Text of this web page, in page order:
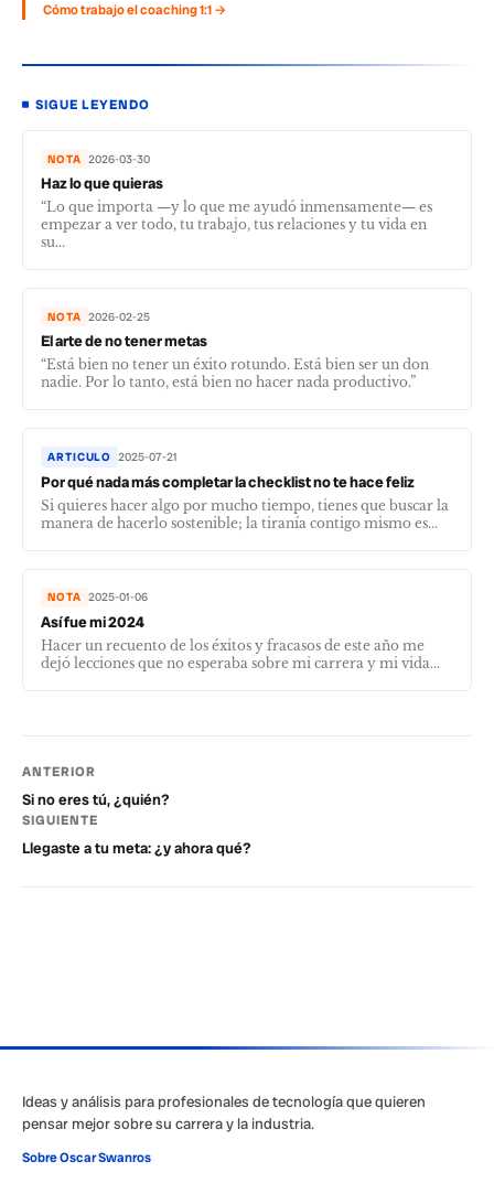
Cómo trabajo el coaching 1:1 →
SIGUE LEYENDO
NOTA 2026-03-30
Haz lo que quieras
“Lo que importa —y lo que me ayudó inmensamente— es
empezar a ver todo, tu trabajo, tus relaciones y tu vida en
su...
NOTA 2026-02-25
El arte de no tener metas
“Está bien no tener un éxito rotundo. Está bien ser un don
nadie. Por lo tanto, está bien no hacer nada productivo.”
ARTICULO 2025-07-21
Por qué nada más completar la checklist no te hace feliz
Si quieres hacer algo por mucho tiempo, tienes que buscar la
manera de hacerlo sostenible; la tiranía contigo mismo es...
NOTA 2025-01-06
Así fue mi 2024
Hacer un recuento de los éxitos y fracasos de este año me
dejó lecciones que no esperaba sobre mi carrera y mi vida...
ANTERIOR
Si no eres tú, ¿quién?
SIGUIENTE
Llegaste a tu meta: ¿y ahora qué?
Ideas y análisis para profesionales de tecnología que quieren
pensar mejor sobre su carrera y la industria.
Sobre Oscar Swanros